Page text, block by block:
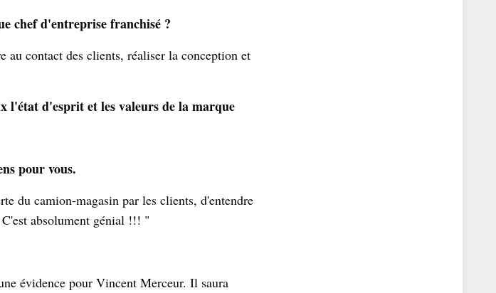
chef d'entreprise franchisé ?
au contact des clients, réaliser la conception et
l'état d'esprit et les valeurs de la marque
pour vous.
du camion-magasin par les clients, d'entendre
absolument génial !!! "
évidence pour Vincent Merceur. Il saura